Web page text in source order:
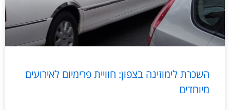
השכרת לימוזינה בצפון: חוויית פרימיום לאירועים
מיוחדים